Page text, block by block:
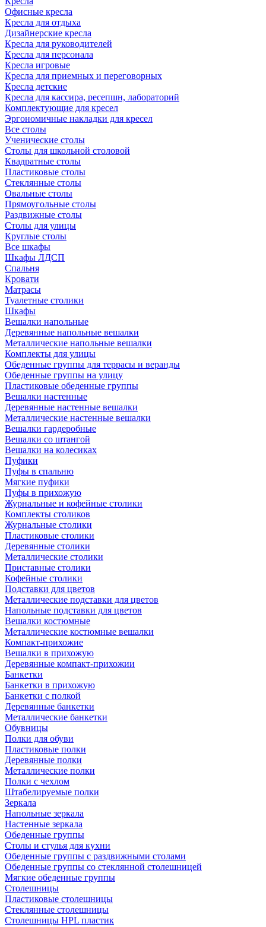
Офисные кресла
Кресла для отдыха
Дизайнерские кресла
Кресла для руководителей
Кресла для персонала
Кресла игровые
Кресла для приемных и переговорных
Кресла детские
Кресла для кассира, ресепшн, лабораторий
Комплектующие для кресел
Эргономичные накладки для кресел
Все столы
Ученические столы
Столы для школьной столовой
Квадратные столы
Пластиковые столы
Стеклянные столы
Овальные столы
Прямоугольные столы
Раздвижные столы
Столы для улицы
Круглые столы
Все шкафы
Шкафы ЛДСП
Спальня
Кровати
Матрасы
Туалетные столики
Шкафы
Вешалки напольные
Деревянные напольные вешалки
Металлические напольные вешалки
Комплекты для улицы
Обеденные группы для террасы и веранды
Обеденные группы на улицу
Пластиковые обеденные группы
Вешалки настенные
Деревянные настенные вешалки
Металлические настенные вешалки
Вешалки гардеробные
Вешалки со штангой
Вешалки на колесиках
Пуфики
Пуфы в спальню
Мягкие пуфики
Пуфы в прихожую
Журнальные и кофейные столики
Комплекты столиков
Журнальные столики
Пластиковые столики
Деревянные столики
Металлические столики
Приставные столики
Кофейные столики
Подставки для цветов
Металлические подставки для цветов
Напольные подставки для цветов
Вешалки костюмные
Металлические костюмные вешалки
Компакт-прихожие
Вешалки в прихожую
Деревянные компакт-прихожии
Банкетки
Банкетки в прихожую
Банкетки с полкой
Деревянные банкетки
Металлические банкетки
Обувницы
Полки для обуви
Пластиковые полки
Деревянные полки
Металлические полки
Полки с чехлом
Штабелируемые полки
Зеркала
Напольные зеркала
Настенные зеркала
Обеденные группы
Столы и стулья для кухни
Обеденные группы с раздвижными столами
Обеденные группы со стеклянной столешницей
Мягкие обеденные группы
Столешницы
Пластиковые столешницы
Стеклянные столешницы
Столешницы HPL пластик